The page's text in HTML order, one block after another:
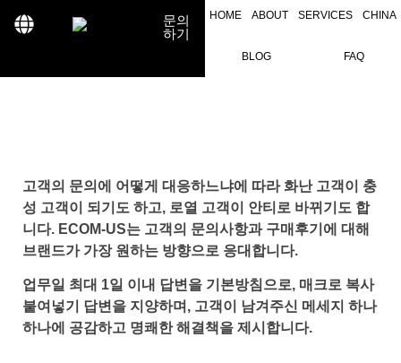
문의
하기
HOME ABOUT SERVICES CHINA
BLOG FAQ
고객의 문의에 어떻게 대응하느냐에 따라 화난 고객이 충
성 고객이 되기도 하고, 로열 고객이 안티로 바뀌기도 합
니다. ECOM-US는 고객의 문의사항과 구매후기에 대해
브랜드가 가장 원하는 방향으로 응대합니다.
업무일 최대 1일 이내 답변을 기본방침으로, 매크로 복사
붙여넣기 답변을 지양하며, 고객이 남겨주신 메세지 하나
하나에 공감하고 명쾌한 해결책을 제시합니다.